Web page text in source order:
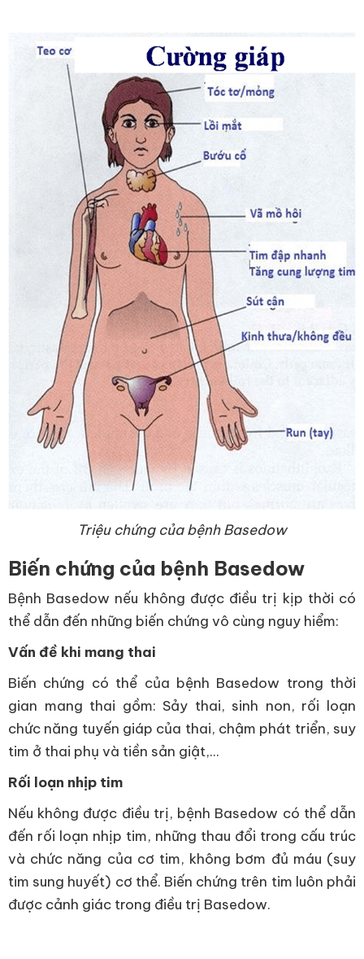
Triệu chứng của bệnh Basedow
Biến chứng của bệnh Basedow
Bệnh Basedow nếu không được điều trị kịp thời có
thể dẫn đến những biến chứng vô cùng nguy hiểm:
Vấn đề khi mang thai
Biến chứng có thể của bệnh Basedow trong thời
gian mang thai gồm: Sảy thai, sinh non, rối loạn
chức năng tuyến giáp của thai, chậm phát triển, suy
tim ở thai phụ và tiền sản giật,...
Rối loạn nhịp tim
Nếu không được điều trị, bệnh Basedow có thể dẫn
đến rối loạn nhịp tim, những thau đổi trong cấu trúc
và chức năng của cơ tim, không bơm đủ máu (suy
tim sung huyết) cơ thể. Biến chứng trên tim luôn phải
được cảnh giác trong điều trị Basedow.